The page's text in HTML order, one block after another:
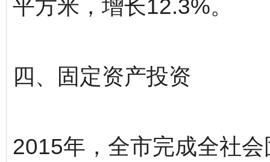
平方米，增长12.3%。
四、固定资产投资
2015年，全市完成全社